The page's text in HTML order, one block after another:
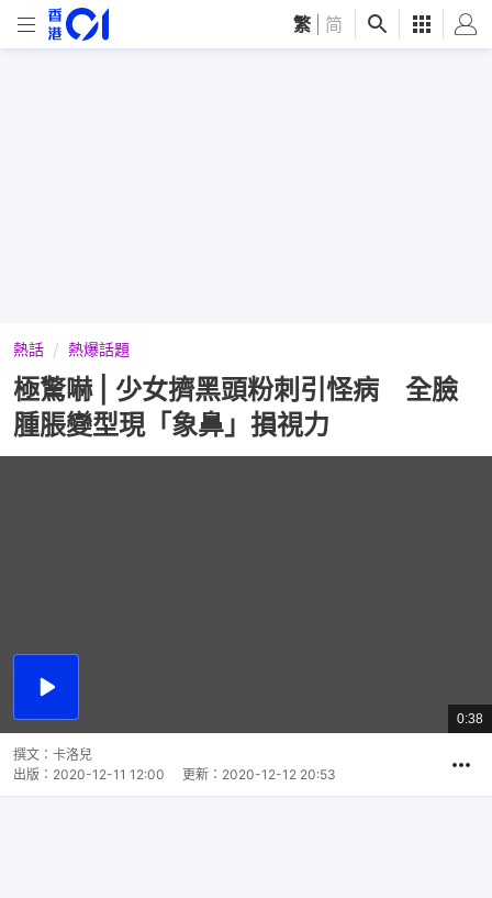
繁 简
熱話 熱爆話題
極驚嚇 | 少女擠黑頭粉刺引怪病 全臉
腫脹變型現「象鼻」損視力
播
總
共
0:38
撰文： 卡洛兒
出版： 2020-12-11 12:00 更新： 2020-12-12 20:53